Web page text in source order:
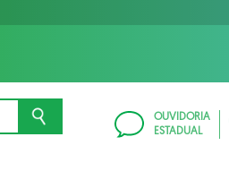
OUVIDORIA
ESTADUAL